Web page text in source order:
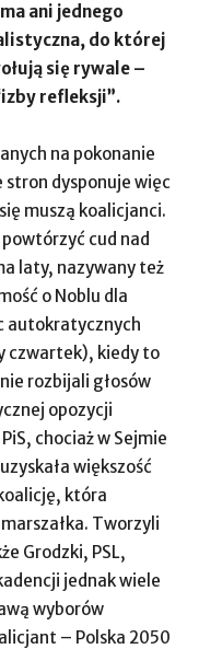
ani jednego
do której
się rywale –
refleksji”.
na pokonanie
stron dysponuje więc
muszą koalicjanci.
cud nad
laty, nazywany też
o Noblu dla
autokratycznych
czwartek), kiedy to
rozbijali głosów
opozycji
chociaż w Sejmie
większość
która
Tworzyli
Grodzki, PSL,
jednak wiele
wyborów
– Polska 2050